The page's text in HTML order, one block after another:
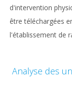
d'intervention
être téléchargées
l'établissement de
Analyse des